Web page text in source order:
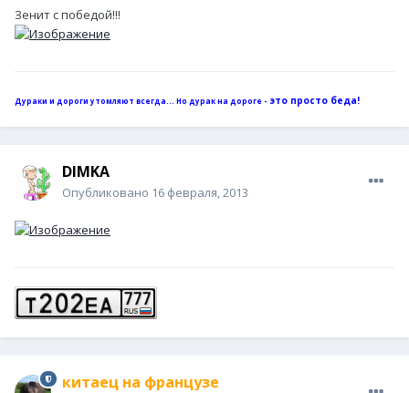
Зенит с победой!!!
Дураки и дороги утомляют всегда... Но дурак на дороге - это просто беда!
DIМKA
Опубликовано 16 февраля, 2013
китаец на французе